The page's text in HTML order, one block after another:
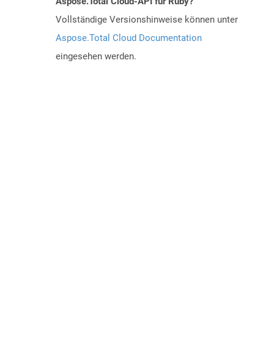
Vollständige Versionshinweise können unter
Aspose.Total Cloud Documentation
eingesehen werden.